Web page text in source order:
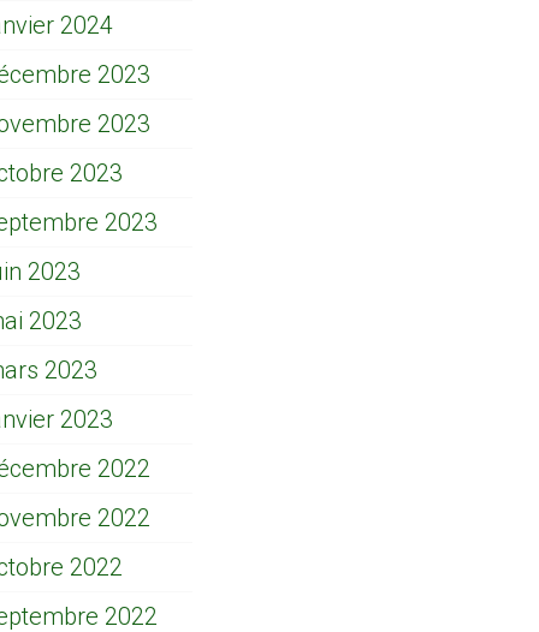
2024
2023
2023
2023
2023
2023
2023
2023
2023
2022
2022
2022
2022